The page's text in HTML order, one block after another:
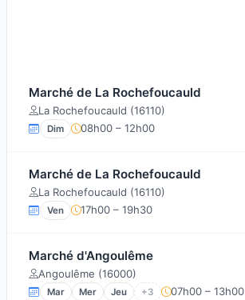
Marché de La Rochefoucauld
La Rochefoucauld (16110)
Dim 08h00 – 12h00
Marché de La Rochefoucauld
La Rochefoucauld (16110)
Ven 17h00 – 19h30
Marché d'Angoulême
Angoulême (16000)
Mar Mer Jeu +3 07h00 – 13h00